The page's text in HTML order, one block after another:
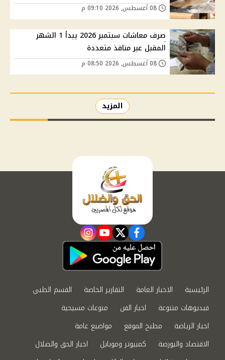
صرف معاشات سبتمبر 2026 يبدأ 1 الشهر
المقبل عبر منافذ متعددة
المزيد
facebook
twitter
youtube
instagram
الرئيسية الاخبار العامة التقارير الخاصة
القسم الطبي
فيديوهات متنوعة
اخبار الفن
منوعات مسيحية
اخبار الرياضة
مطبخ الموقع
مواضيع عامة
الاقتصاد والبورصة
كمبيوتر وموبايل
اخبار الحق والضلال